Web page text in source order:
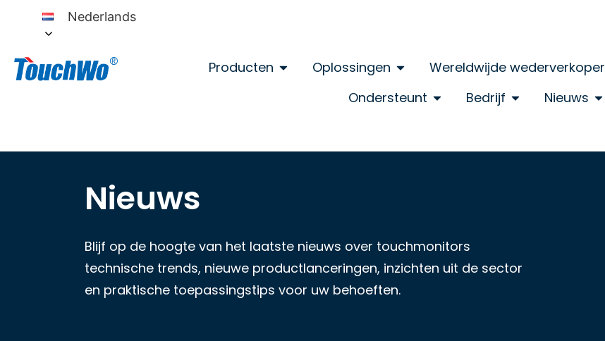
Nederlands
Producten Oplossingen
Wereldwijde wederverkoper
Ondersteunt
Bedrijf Nieuws
Nieuws
Blijf op de hoogte van het laatste nieuws over touchmonitors
technische trends, nieuwe productlanceringen, inzichten uit de sector
en praktische toepassingstips voor uw behoeften.